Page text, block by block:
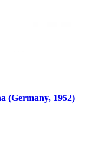
(Germany, 1952)